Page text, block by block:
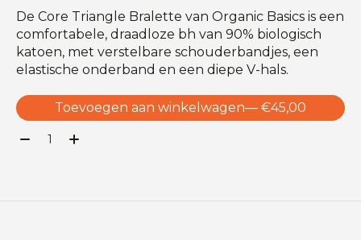
De Core Triangle Bralette van Organic Basics is een
comfortabele, draadloze bh van 90% biologisch
katoen, met verstelbare schouderbandjes, een
elastische onderband en een diepe V-hals.
Toevoegen aan winkelwagen
— €45,00
Aantal: